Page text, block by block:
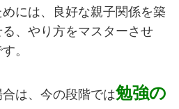
には、良好な親子関係を築
、やり方をマスターさせ
。
は、今の段階では勉強の